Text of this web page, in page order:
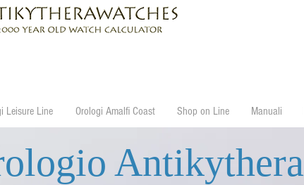
Leisure Line Orologi Amalfi Coast Shop on Line Manuali
Antikythera